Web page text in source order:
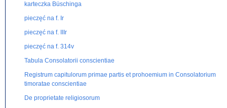
karteczka Büschinga
pieczęć na f. Ir
pieczęć na f. IIIr
pieczęć na f. 314v
Tabula Consolatorii conscientiae
Registrum capitulorum primae partis et prohoemium in Consolatorium
timoratae conscientiae
De proprietate religiosorum